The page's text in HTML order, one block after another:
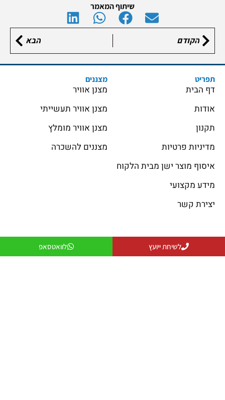
שיתוף המאמר
הקודם הבא
תפריט
דף הבית
אודות
תקנון
מדיניות פרטיות
איסוף מוצר ישן מבית הלקוח
מידע מקצועי
יצירת קשר
מצננים
מצנן אוויר
מצנן אוויר תעשייתי
מצנן אוויר מומלץ
מצננים להשכרה
פתרונות קירור
פתרונות קירור
פתרונות חימום
פתרונות חימום
לשיחת ייועץ לוואטסאפ